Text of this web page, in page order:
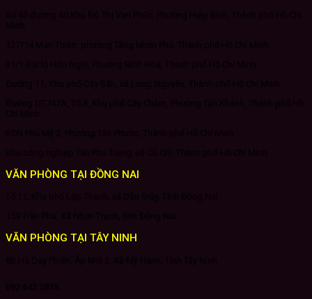
VĂN PHÒNG TẠI ĐỒNG NAI
VĂN PHÒNG TẠI TÂY NINH